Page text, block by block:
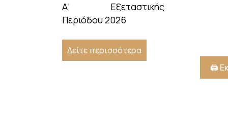
Α’ Εξεταστικής
Περιόδου 2026
Δείτε περισσότερα
🖨️